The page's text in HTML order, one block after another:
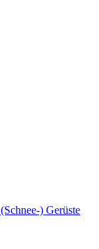
(Schnee-) Gerüste